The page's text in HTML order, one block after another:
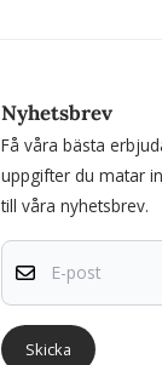
Nyhetsbrev
Få våra bästa
uppgifter du matar
till våra nyhetsbrev.
E-post
Skicka